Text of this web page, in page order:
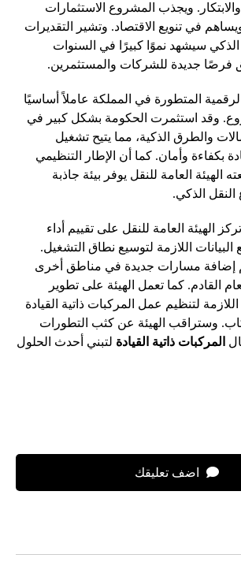
والابتكار. ويجذب المشروع الاستثمارات
ويساهم في تنويع الاقتصاد. وتشير التقديرات
سيشهد نموًا كبيرًا في السنوات
فرصًا جديدة للشركات والمستثمرين.
الرقمية المتطورة في المملكة عاملاً أساسيًا
وقد استثمرت الحكومة بشكل كبير في
والطرق الذكية، مما يتيح تشغيل
بكفاءة وأمان. كما أن الإطار التنظيمي
الهيئة العامة للنقل يوفر بيئة جاذبة
الذكي.
الهيئة العامة للنقل على تقييم أداء
البيانات اللازمة لتوسيع نطاق التشغيل.
إضافة مسارات جديدة في مناطق أخرى
القادم. كما تعمل الهيئة على تطوير
اللازمة لتنظيم عمل المركبات ذاتية القيادة
وستراقب الهيئة عن كثب التطورات
المركبات ذاتية القيادة لتبني أحدث الحلول
اضف تعليقك